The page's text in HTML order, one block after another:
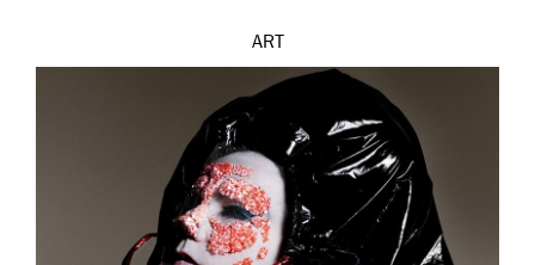
ART